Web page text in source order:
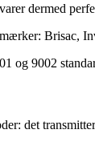
dermed
Brisac,
og 9002
det